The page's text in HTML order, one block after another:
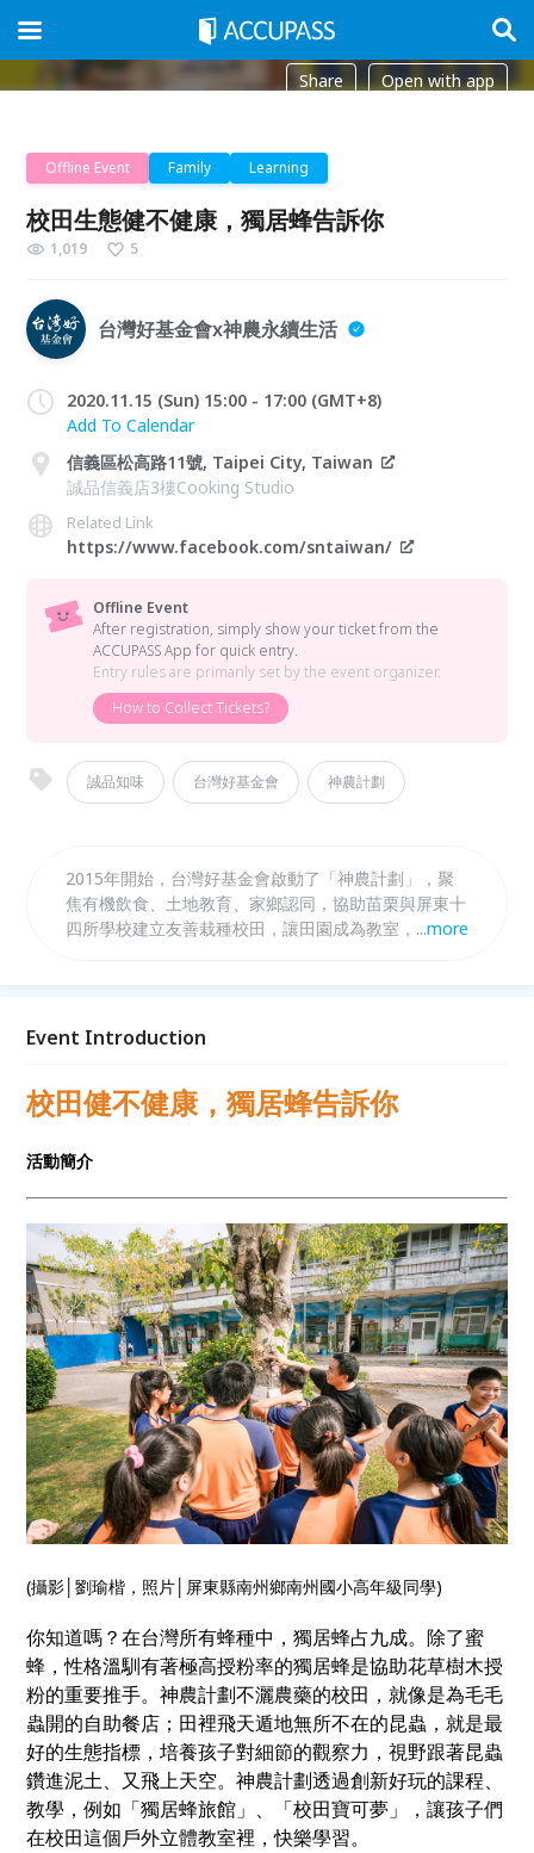
Share Open with app
Offline Event Family Learning
校田生態健不健康，獨居蜂告訴你
1,019 5
台灣好基金會x神農永續生活
2020.11.15 (Sun) 15:00 - 17:00 (GMT+8)
Add To Calendar
信義區松高路11號, Taipei City, Taiwan
誠品信義店3樓Cooking Studio
Related Link
https://www.facebook.com/sntaiwan/
Offline Event
After registration, simply show your ticket from the
ACCUPASS App for quick entry.
Entry rules are primarily set by the event organizer.
How to Collect Tickets?
誠品知味 台灣好基金會 神農計劃
2015年開始，台灣好基金會啟動了「神農計劃」，聚
焦有機飲食、土地教育、家鄉認同，協助苗栗與屏東十
四所學校建立友善栽種校田，讓田園成為教室，建構有
認真、很努力在這裡生活的人們，他們很美的故事。
書店3樓Forum準時開課！
...more
Event Introduction
校田健不健康，獨居蜂告訴你
活動簡介
(攝影│劉瑜楷，照片│屏東縣南州鄉南州國小高年級同學)
你知道嗎？在台灣所有蜂種中，獨居蜂占九成。除了蜜
蜂，性格溫馴有著極高授粉率的獨居蜂是協助花草樹木授
粉的重要推手。神農計劃不灑農藥的校田，就像是為毛毛
蟲開的自助餐店；田裡飛天遁地無所不在的昆蟲，就是最
好的生態指標，培養孩子對細節的觀察力，視野跟著昆蟲
鑽進泥土、又飛上天空。神農計劃透過創新好玩的課程、
教學，例如「獨居蜂旅館」、「校田寶可夢」，讓孩子們
在校田這個戶外立體教室裡，快樂學習。